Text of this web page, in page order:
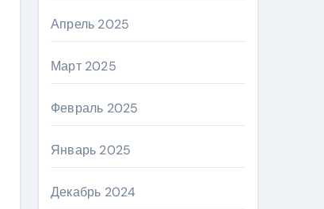
Апрель 2025
Март 2025
Февраль 2025
Январь 2025
Декабрь 2024